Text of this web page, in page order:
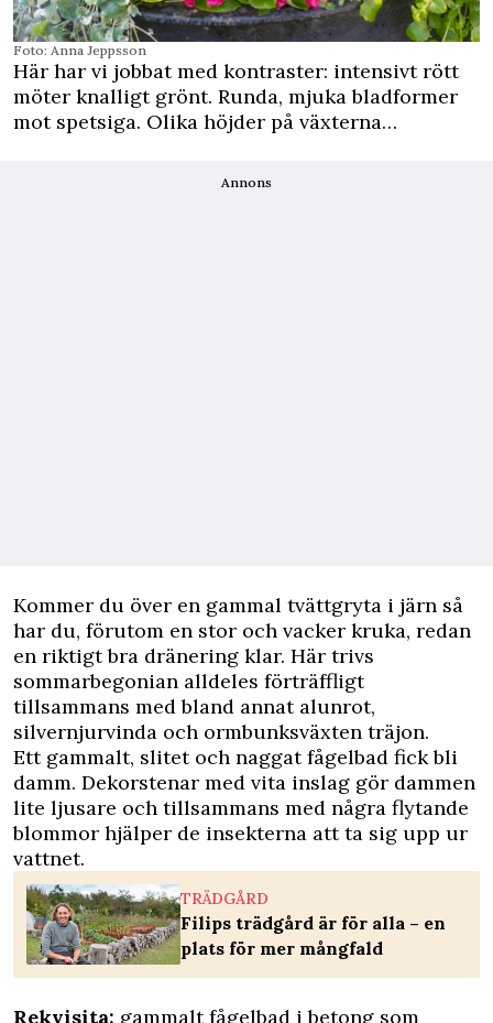
Foto: Anna Jeppsson
Här har vi jobbat med kontraster: intensivt rött
möter knalligt grönt. Runda, mjuka bladformer
mot spetsiga. Olika höjder på växterna…
Annons
Kommer du över en gammal tvättgryta i järn så
har du, förutom en stor och vacker kruka, redan
en riktigt bra dränering klar. Här trivs
sommarbegonian alldeles förträffligt
tillsammans med bland annat alunrot,
silvernjurvinda och ormbunksväxten träjon.
Ett gammalt, slitet och naggat fågelbad fick bli
damm. Dekorstenar med vita inslag gör dammen
lite ljusare och tillsammans med några flytande
blommor hjälper de insekterna att ta sig upp ur
vattnet.
TRÄDGÅRD
Filips trädgård är för alla – en
plats för mer mångfald
Rekvisita: gammalt fågelbad i betong som